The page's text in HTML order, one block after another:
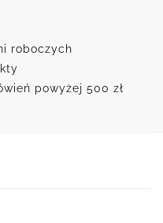
roboczych
powyżej 500 zł